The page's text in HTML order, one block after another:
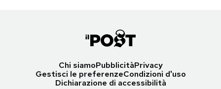
Chi siamoPubblicitàPrivacy
Gestisci le preferenzeCondizioni d'uso
Dichiarazione di accessibilità